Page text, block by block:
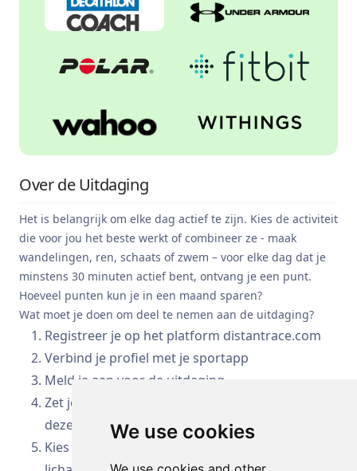
We use cookies
Over de Uitdaging
Het is belangrijk om elke dag actief te zijn. Kies de activiteit
die voor jou het beste werkt of combineer ze - maak
wandelingen, ren, schaats of zwem – voor elke dag dat je
minstens 30 minuten actief bent, ontvang je een punt.
Hoeveel punten kun je in een maand sparen?
Wat moet je doen om deel te nemen aan de uitdaging?
Registreer je op het platform distantrace.com
Verbind je profiel met je sportapp
Meld je aan voor de uitdaging
Zet je sportapp aan tijdens de training (schakel
deze uit na de training)
Kies een tijd en plaats die geschikt zijn voor